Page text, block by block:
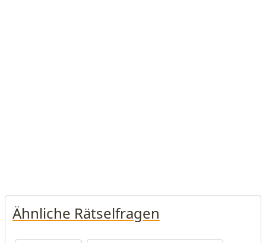
Ähnliche Rätselfragen